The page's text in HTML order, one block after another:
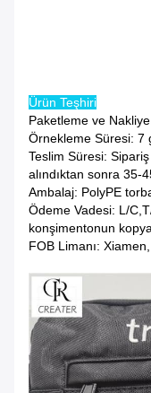
Ürün Teşhiri
Paketleme ve Nakliye
Örnekleme Süresi: 7
Teslim Süresi:
alındıktan sonra 35-
Ambalaj: PolyPE
Ödeme Vadesi: L/
konşimentonun
FOB Limanı: